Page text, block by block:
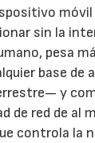
sin la
pesa
base de
y
de red de al
controla la